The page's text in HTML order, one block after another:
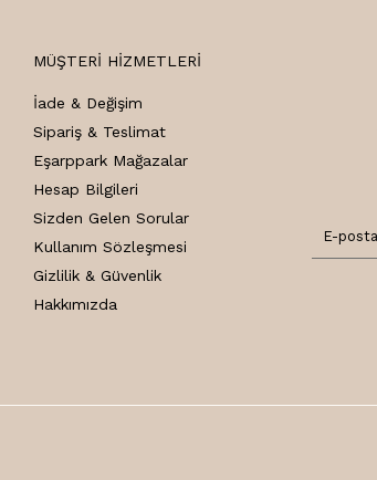
MÜŞTERI HIZMETLERI
İade & Değişim
Sipariş & Teslimat
Eşarppark Mağazalar
Hesap Bilgileri
Sizden Gelen Sorular
Kullanım Sözleşmesi
Gizlilik & Güvenlik
Hakkımızda